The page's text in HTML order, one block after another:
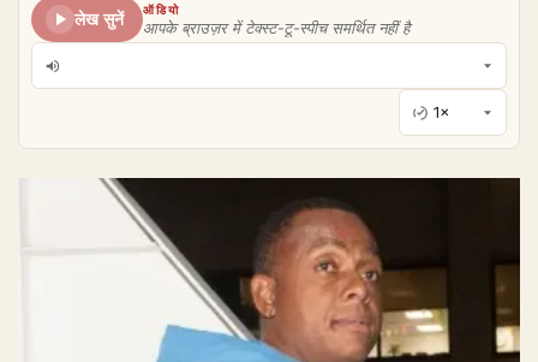
लेख सुनें
ऑडियो
आपके ब्राउज़र में टेक्स्ट-टू-स्पीच समर्थित नहीं है